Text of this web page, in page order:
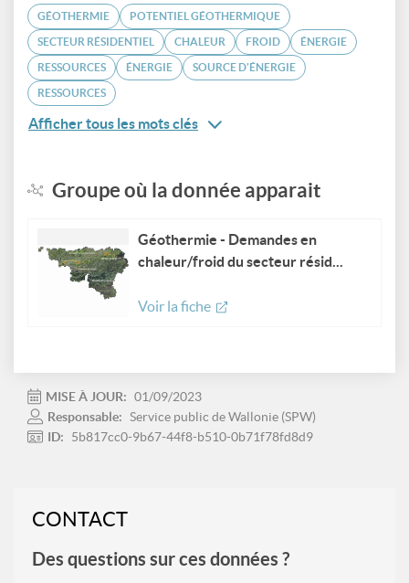
GÉOTHERMIE POTENTIEL GÉOTHERMIQUE
SECTEUR RÉSIDENTIEL CHALEUR FROID ÉNERGIE
RESSOURCES ÉNERGIE SOURCE D'ÉNERGIE
RESSOURCES
Afficher tous les mots clés
Groupe où la donnée apparait
Géothermie - Demandes en
chaleur/froid du secteur résid...
Voir la fiche
MISE À JOUR: 01/09/2023
Responsable: Service public de Wallonie (SPW)
ID:
5b817cc0-9b67-44f8-b510-0b71f78fd8d9
CONTACT
Des questions sur ces données ?